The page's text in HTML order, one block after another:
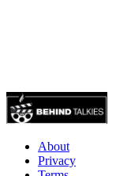
About
Privacy